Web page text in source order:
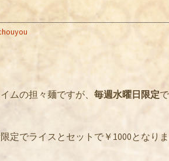
ムの担々麺ですが、 毎週水曜日限定
定でライスとセットで￥1000となり